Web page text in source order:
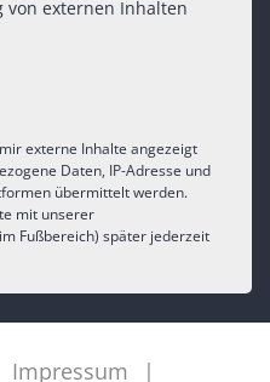
von externen Inhalten
externe Inhalte angezeigt
Daten, IP-Adresse und
übermittelt werden.
mit unserer
Fußbereich) später jederzeit
Impressum